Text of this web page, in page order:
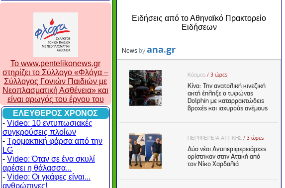
To www.pentelikonews.gr
στηρίζει το Σύλλογο «Φλόγα –
Σύλλογος Γονιών Παιδιών με
Νεοπλασματική Ασθένεια» και
είναι αρωγός του έργου του
ΕΛΕΥΘΕΡΟΣ ΧΡΟΝΟΣ
- Video: 10 εντυπωσιακές
συγκρούσεις πλοίων
- Τρομακτική φάρσα από την
LG
- Video: Όταν σε ένα σκυλί
αρέσει η θάλασσα...
- Video: Οι γκάφες είναι...
ανθρώπινες!
Ειδήσεις από το Αθηναϊκό Πρακτορείο
Ειδήσεων